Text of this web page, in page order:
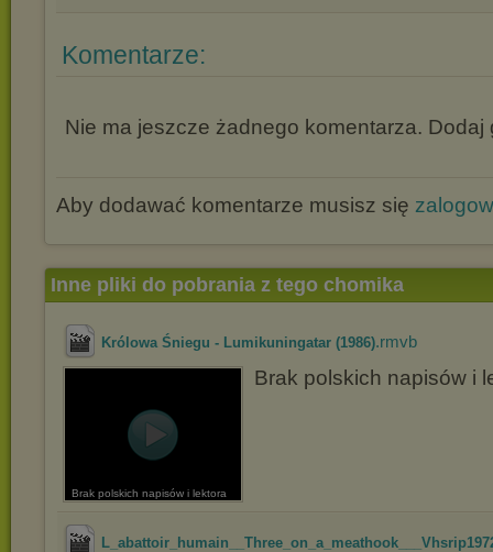
Komentarze:
Nie ma jeszcze żadnego komentarza. Dodaj
Aby dodawać komentarze musisz się
Inne pliki do pobrania z tego chomika
Królowa Śniegu - Lumikuningatar (1986).rmvb
Brak polskich napisów i lektora
Brak polskich napisów i